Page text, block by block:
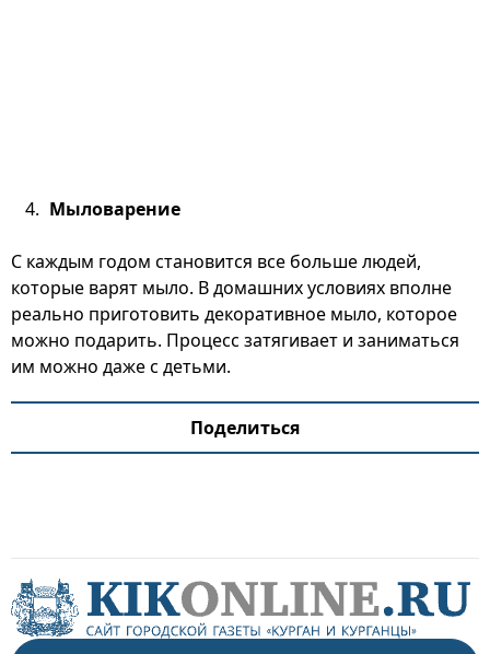
Мыловарение
С каждым годом становится все больше людей,
которые варят мыло. В домашних условиях вполне
реально приготовить декоративное мыло, которое
можно подарить. Процесс затягивает и заниматься
им можно даже с детьми.
Поделиться